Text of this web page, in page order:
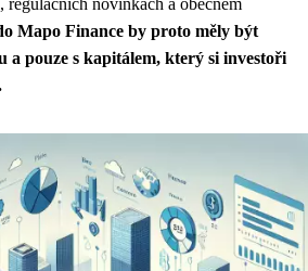
regulačních novinkách a obecném
Mapo Finance by proto měly být
a pouze s kapitálem, který si investoři